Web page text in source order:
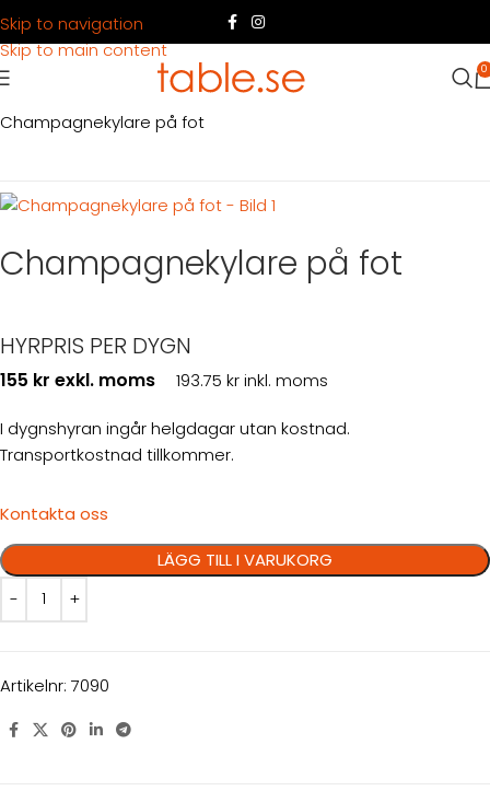
Skip to navigation
Skip to main content
0
Servering Servering dryck
Champagnekylare på fot
Champagnekylare på fot
HYRPRIS PER DYGN
155 kr exkl. moms 193.75 kr inkl. moms
I dygnshyran ingår helgdagar utan kostnad.
Transportkostnad tillkommer.
Kontakta oss
LÄGG TILL I VARUKORG
Artikelnr: 7090